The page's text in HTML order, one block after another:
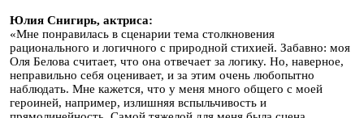
Юлия Снигирь, актриса:
«Мне понравилась в сценарии тема столкновения
рационального и логичного с природной стихией. Забавно: моя
Оля Белова считает, что она отвечает за логику. Но, наверное,
неправильно себя оценивает, и за этим очень любопытно
наблюдать. Мне кажется, что у меня много общего с моей
героиней, например, излишняя вспыльчивость и